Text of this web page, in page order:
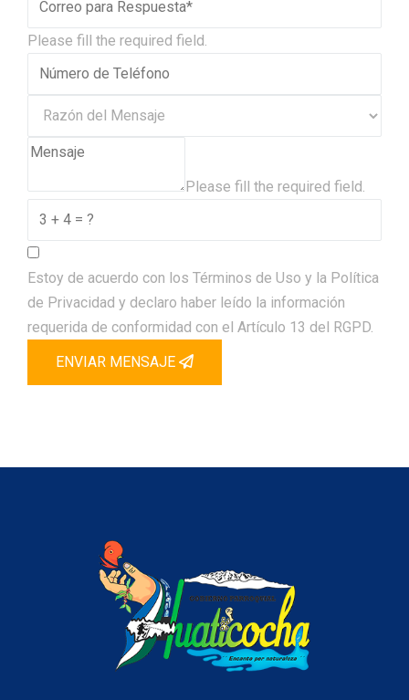
Please fill the required field.
Please fill the required field.
Estoy de acuerdo con los Términos de Uso y la Política
de Privacidad y declaro haber leído la información
requerida de conformidad con el Artículo 13 del RGPD.
ENVIAR MENSAJE